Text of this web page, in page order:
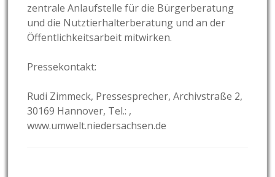
zentrale Anlaufstelle für die Bürgerberatung
und die Nutztierhalterberatung und an der
Öffentlichkeitsarbeit mitwirken.
Pressekontakt:
Rudi Zimmeck, Pressesprecher, Archivstraße 2,
30169 Hannover, Tel.: ,
www.umwelt.niedersachsen.de